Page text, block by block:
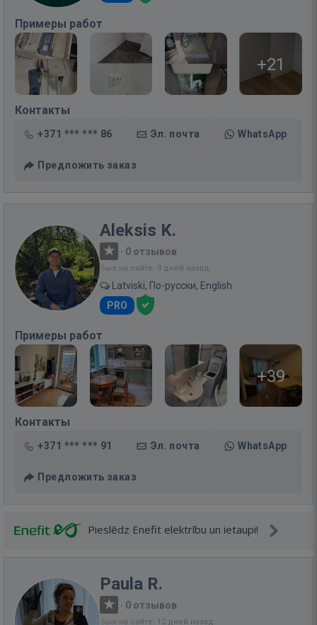
Примеры работ
+21
Контакты
+371 *** *** 86 Эл. почта WhatsApp
Предложить заказ
Aleksis K.
· 0 отзывов
Был на сайте: 9 дней назад
Latviski, По-русски, English
PRO
Примеры работ
+39
Контакты
+371 *** *** 91 Эл. почта WhatsApp
Предложить заказ
Pieslēdz Enefit elektrību un ietaupi!
Paula R.
· 0 отзывов
Был на сайте: 12 дней назад